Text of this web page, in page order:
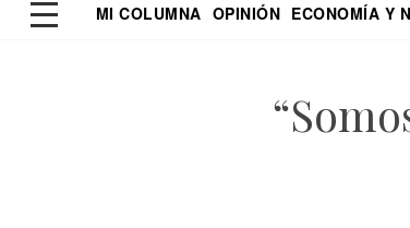
MI COLUMNA OPINIÓN ECONOMÍA Y